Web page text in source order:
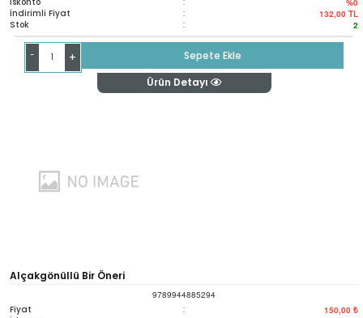
%0
İndirimli Fiyat : 132,00 TL
Stok : 2
- +
Sepete Ekle
Ürün Detayı
Alçakgönüllü Bir Öneri
9789944885294
Fiyat : 150,00 ₺